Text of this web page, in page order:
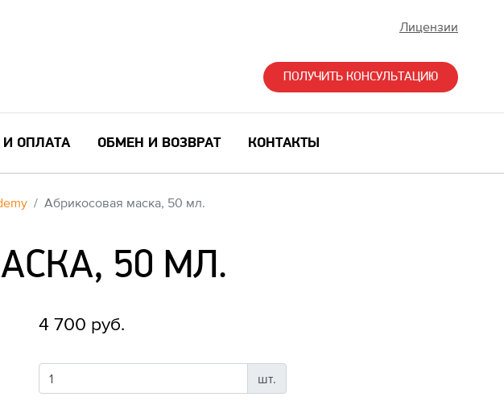
Лицензии
ПОЛУЧИТЬ КОНСУЛЬТАЦИЮ
И ОПЛАТА ОБМЕН И ВОЗВРАТ КОНТАКТЫ
Абрикосовая маска, 50 мл.
50 МЛ.
4 700 руб.
шт.